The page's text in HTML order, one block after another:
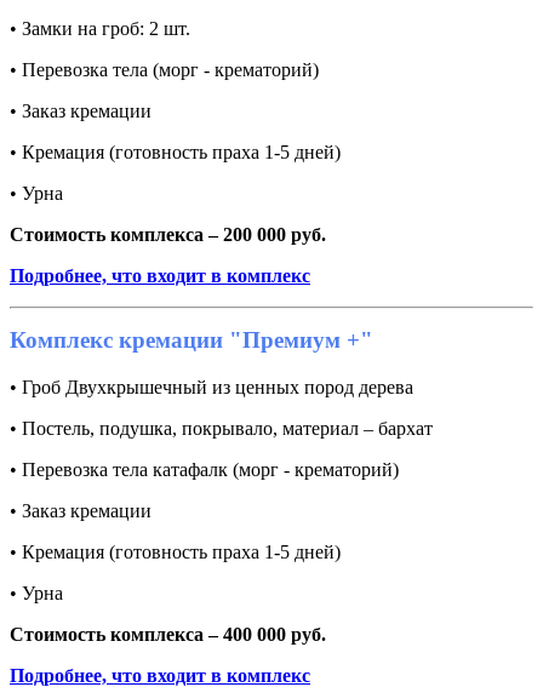
• Замки на гроб: 2 шт.
• Перевозка тела (морг - крематорий)
• Заказ кремации
• Кремация (готовность праха 1-5 дней)
• Урна
Стоимость комплекса – 200 000 руб.
Подробнее, что входит в комплекс
Комплекс кремации "Премиум +"
• Гроб Двухкрышечный из ценных пород дерева
• Постель, подушка, покрывало, материал – бархат
• Перевозка тела катафалк (морг - крематорий)
• Заказ кремации
• Кремация (готовность праха 1-5 дней)
• Урна
Стоимость комплекса – 400 000 руб.
Подробнее, что входит в комплекс